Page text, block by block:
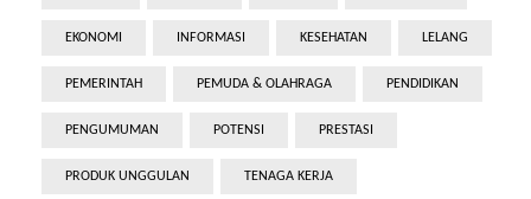
EKONOMI INFORMASI KESEHATAN LELANG
PEMERINTAH PEMUDA & OLAHRAGA PENDIDIKAN
PENGUMUMAN POTENSI PRESTASI
PRODUK UNGGULAN TENAGA KERJA